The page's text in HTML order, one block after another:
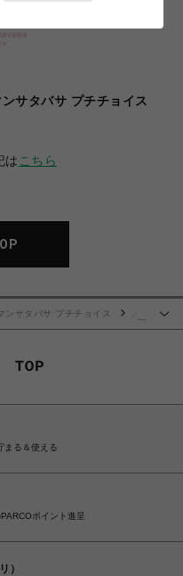
サタバサ プチチョイス
は こちら
ンサタバサ プチチョイス
まる＆使える
ポイント進呈
）